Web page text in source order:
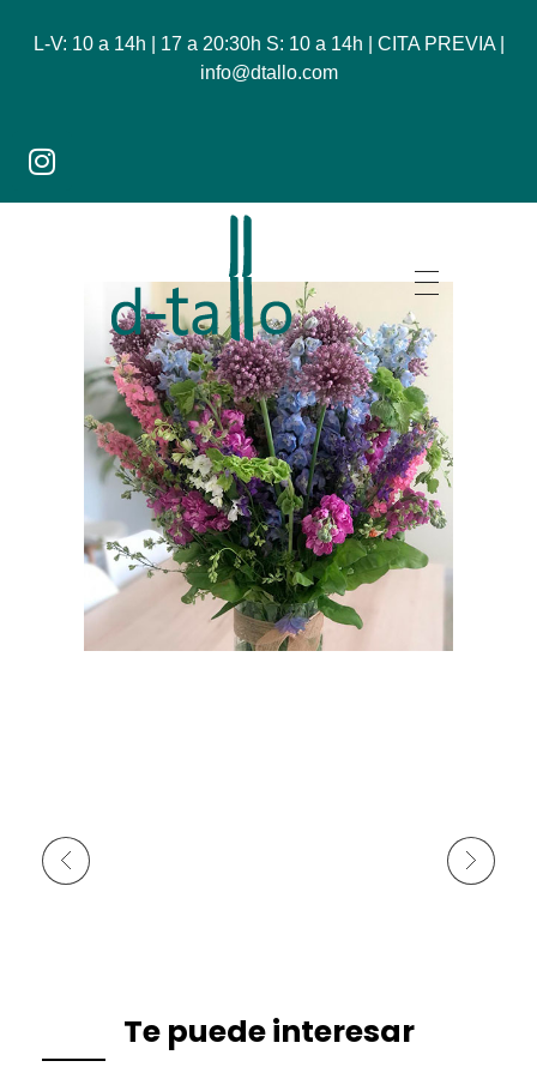
L-V: 10 a 14h | 17 a 20:30h S: 10 a 14h | CITA PREVIA |
info@dtallo.com
Dtallo - Tienda online de flores
Te puede interesar